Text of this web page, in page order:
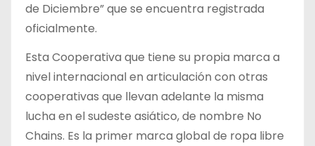
de Diciembre” que se encuentra registrada
oficialmente.
Esta Cooperativa que tiene su propia marca a
nivel internacional en articulación con otras
cooperativas que llevan adelante la misma
lucha en el sudeste asiático, de nombre No
Chains. Es la primer marca global de ropa libre